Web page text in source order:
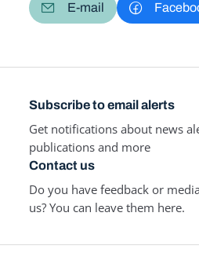
E-mail
Subscribe to email alerts
Get notifications about news
publications and more
Contact us
Do you have feedback or
us? You can leave them here.